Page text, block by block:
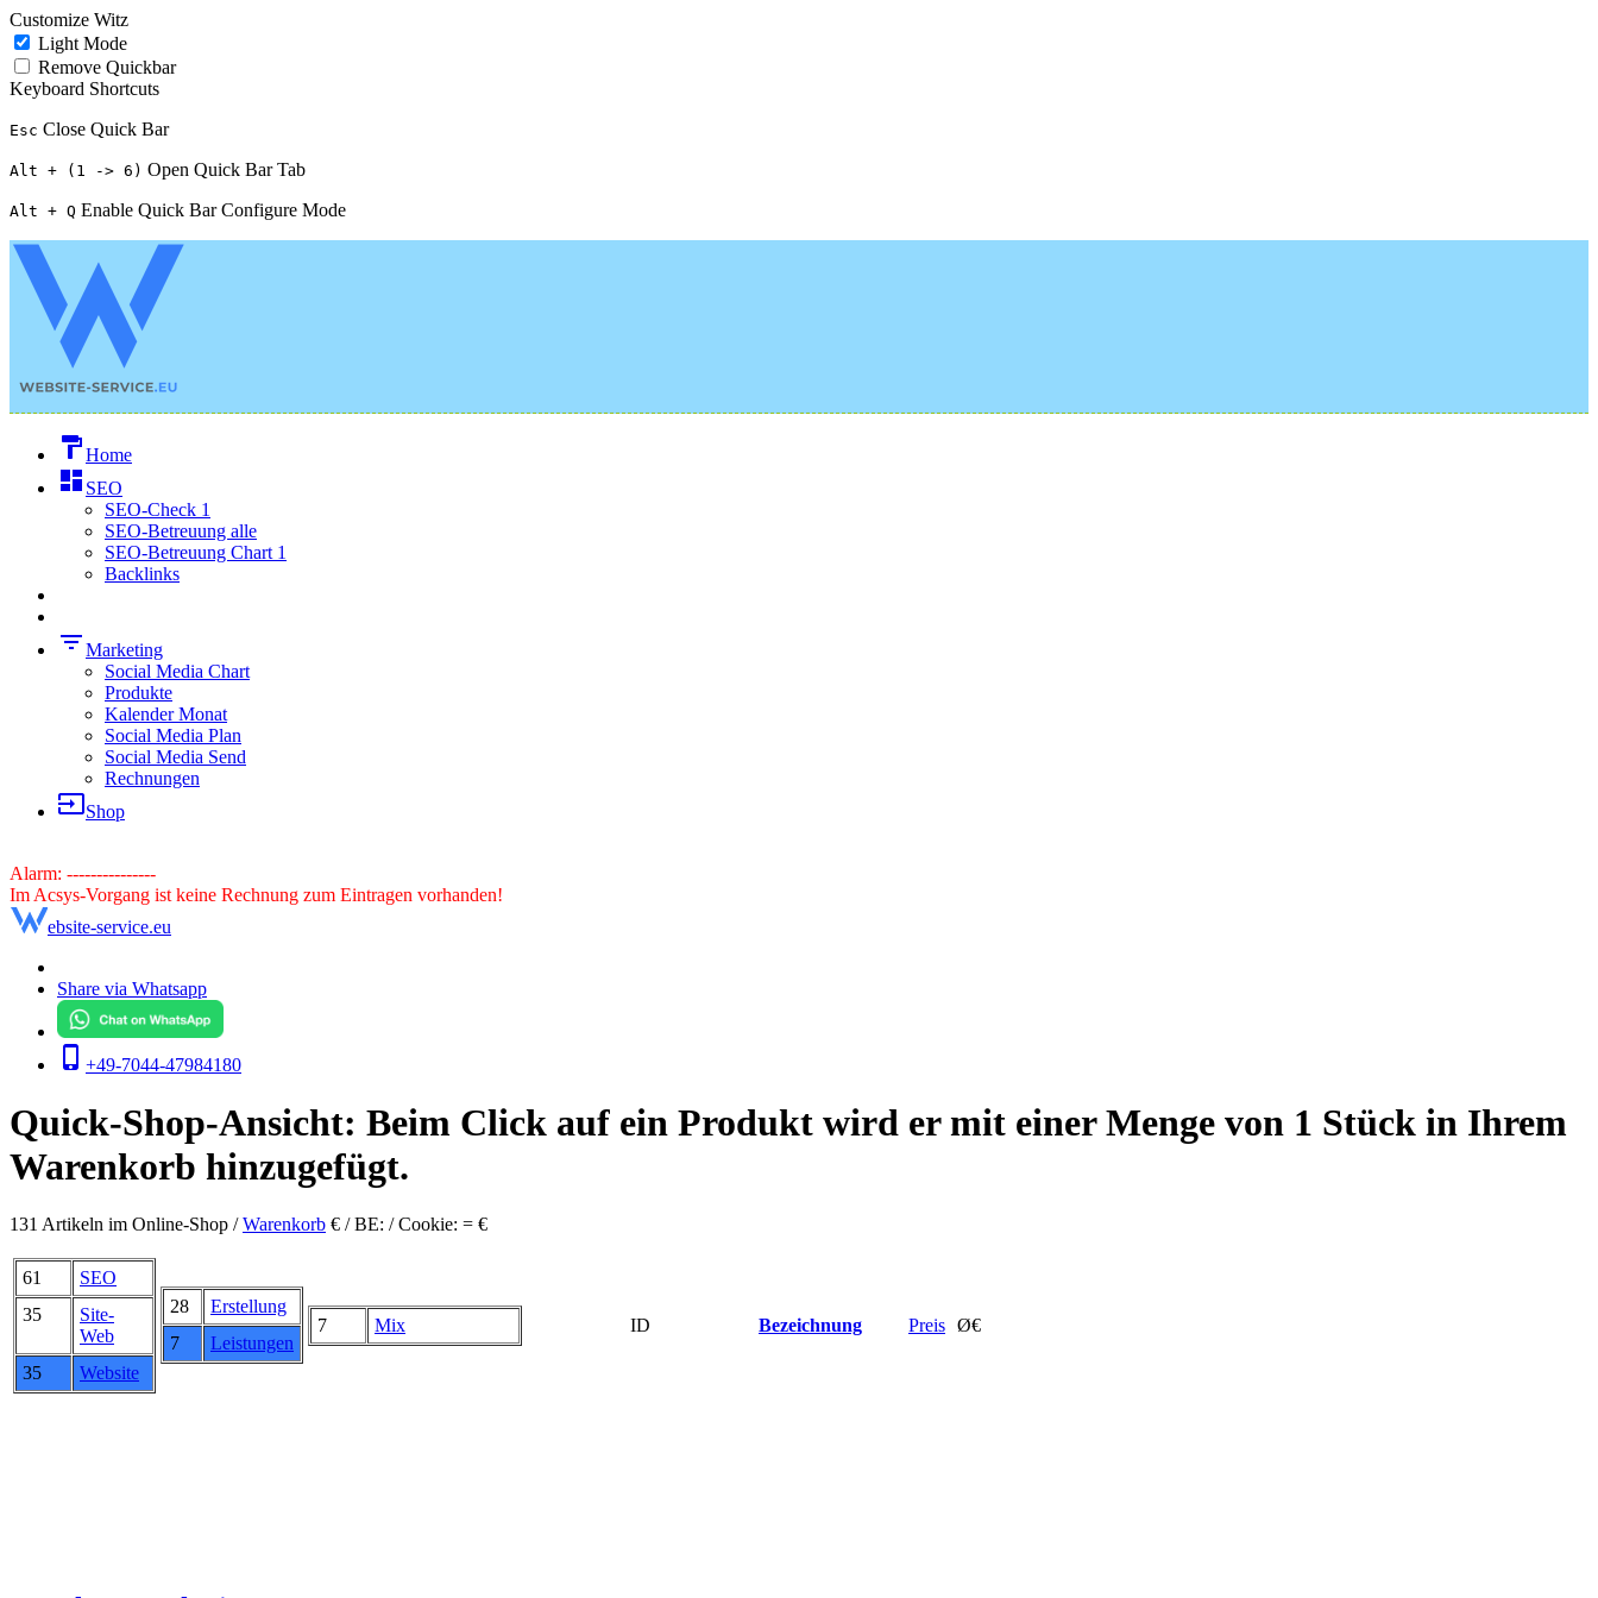
Customize Witz
Light Mode
Remove Quickbar
Keyboard Shortcuts
Esc Close Quick Bar
Alt + (1 -> 6) Open Quick Bar Tab
Alt + Q Enable Quick Bar Configure Mode
format_paintHome
dashboard SEO
SEO-Check 1
SEO-Betreuung alle
SEO-Betreuung Chart 1
Backlinks
filter_listMarketing
Social Media Chart
Produkte
Kalender Monat
Social Media Plan
Social Media Send
Rechnungen
inputShop
Alarm: ---------------
Im Acsys-Vorgang ist keine Rechnung zum Eintragen vorhanden!
ebsite-service.eu
Share via Whatsapp
phone_iphone +49-7044-47984180
Quick-Shop-Ansicht: Beim Click auf ein Produkt wird er mit einer Menge von 1 Stück in Ihrem
Warenkorb hinzugefügt.
131 Artikeln im Online-Shop /Warenkorb € / BE: / Cookie: = €
61
SEO
35
Site-
Web
35
Website
28
Erstellung
7
Leistungen
7 Mix ID Bezeichnung Preis Ø€